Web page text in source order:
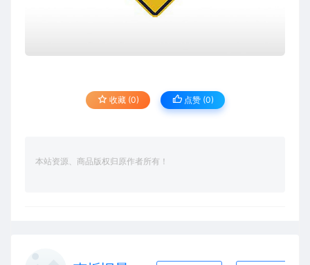
收藏 (0) 点赞 (0)
本站资源、商品版权归原作者所有！